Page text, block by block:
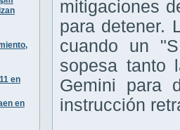
en
en
mitigaciones
para detener.
cuando un
sopesa tanto
Gemini para
instrucción